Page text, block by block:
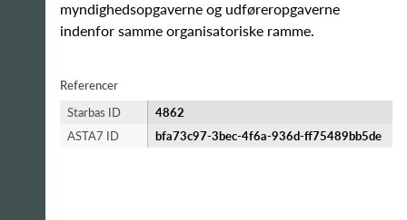
myndighedsopgaverne og udføreropgaverne
indenfor samme organisatoriske ramme.
Referencer
Starbas ID
4862
ASTA7 ID
bfa73c97-3bec-4f6a-936d-ff75489bb5de